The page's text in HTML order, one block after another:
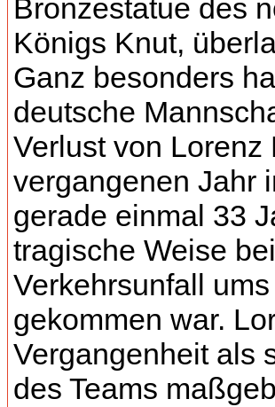
Bronzestatue des
Königs Knut,
Ganz besonders
deutsche
Verlust von Lorenz
vergangenen Jahr
gerade einmal 33
tragische Weise
Verkehrsunfall
gekommen war.
Vergangenheit als
des Teams